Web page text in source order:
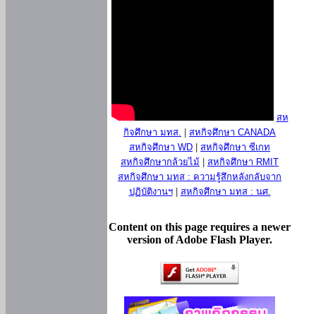
สห
กิจศึกษา มทส.
สหกิจศึกษา CANADA
สหกิจศึกษา WD
สหกิจศึกษา ซีเกท
สหกิจศึกษากล้วยไม้
สหกิจศึกษา RMIT
สหกิจศึกษา มทส : ความรู้สึกหลังกลับจาก
ปฏิบัติงานฯ| สหกิจศึกษา มทส : นศ.
Content on this page requires a newer
version of Adobe Flash Player.